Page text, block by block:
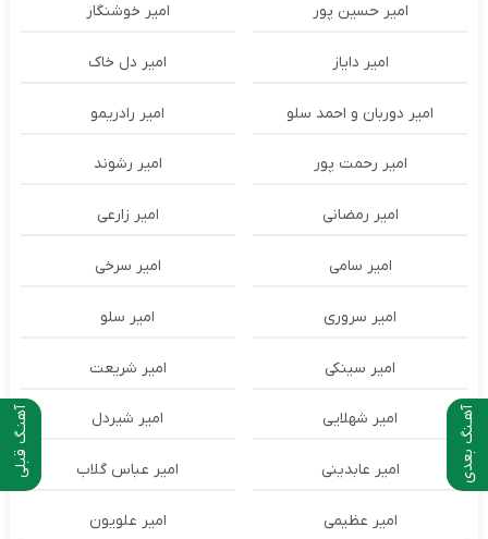
آهنـگ قبلی آهـنگ بعدی
امیر حسین پور امیر خوشنگار
امیر دایاز امیر دل خاک
امیر دوربان و احمد سلو امیر رادریمو
امیر رحمت پور امیر رشوند
امیر رمضانی امیر زارعی
امیر سامی امیر سرخی
امیر سروری امیر سلو
امیر سینکی امیر شریعت
امیر شهلایی امیر شیردل
امیر عابدینی امیر عباس گلاب
امیر عظیمی امیر علویون